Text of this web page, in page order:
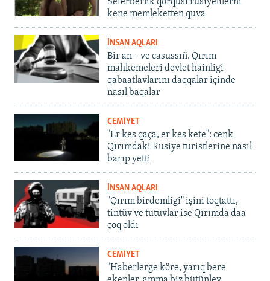
Seferberlik qorqusı rusiyelilerni
kene memleketten quva
İNSAN AQLARI
Bir an – ve casussıñ. Qırım
mahkemeleri devlet hainligi
qabaatlavlarını daqqalar içinde
nasıl baqalar
CEMİYET
"Er kes qaça, er kes kete": cenk
Qırımdaki Rusiye turistlerine nasıl
barıp yetti
İNSAN AQLARI
"Qırım birdemligi" işini toqtattı,
tintüv ve tutuvlar ise Qırımda daa
çoq oldı
CEMİYET
"Haberlerge köre, yarıq bere